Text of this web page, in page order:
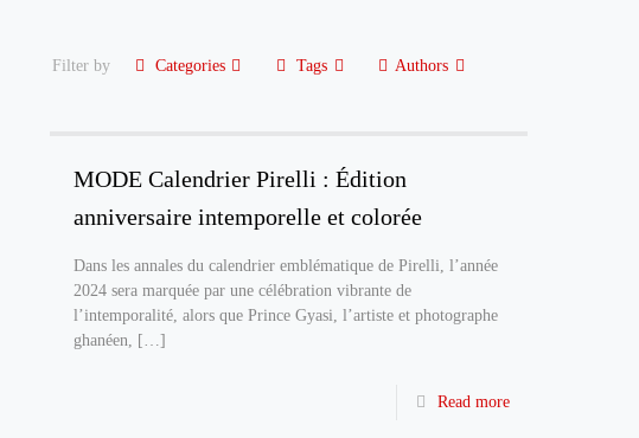
Filter by Categories Tags Authors
MODE Calendrier Pirelli : Édition
anniversaire intemporelle et colorée
Dans les annales du calendrier emblématique de Pirelli, l’année
2024 sera marquée par une célébration vibrante de
l’intemporalité, alors que Prince Gyasi, l’artiste et photographe
ghanéen, […]
Read more